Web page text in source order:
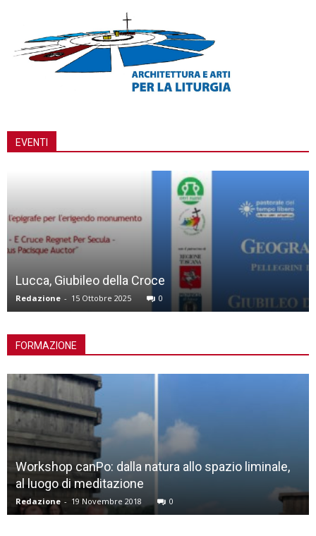
EVENTI
Lucca, Giubileo della Croce
Redazione - 15 Ottobre 2025 0
FORMAZIONE
Workshop canPo: dalla natura allo spazio liminale,
al luogo di meditazione
Redazione - 19 Novembre 2018 0